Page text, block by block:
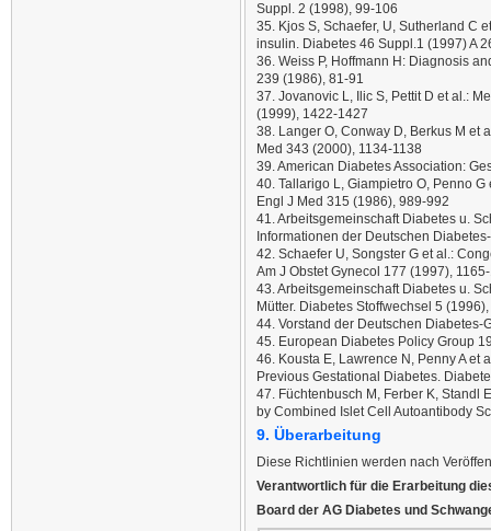
Suppl. 2 (1998), 99-106
35. Kjos S, Schaefer, U, Sutherland C
insulin. Diabetes 46 Suppl.1 (1997) A
36. Weiss P, Hoffmann H: Diagnosis
239 (1986), 81-91
37. Jovanovic L, Ilic S, Pettit D et al.:
(1999), 1422-1427
38. Langer O, Conway D, Berkus M et
Med 343 (2000), 1134-1138
39. American Diabetes Association:
40. Tallarigo L, Giampietro O, Penno
Engl J Med 315 (1986), 989-992
41. Arbeitsgemeinschaft Diabetes u.
Informationen der Deutschen
42. Schaefer U, Songster G et al.:
Am J Obstet Gynecol 177 (1997),
43. Arbeitsgemeinschaft Diabetes u.
Mütter. Diabetes Stoffwechsel 5
44. Vorstand der Deutschen
45. European Diabetes Policy Group
46. Kousta E, Lawrence N, Penny A et
Previous Gestational Diabetes.
47. Füchtenbusch M, Ferber K, Standl
by Combined Islet Cell Autoantibody
9. Überarbeitung
Diese Richtlinien werden nach
Verantwortlich für die Erarbeitung
Board der AG Diabetes und